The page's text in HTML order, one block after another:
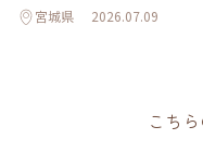
宮城県 2026.07.09
こち